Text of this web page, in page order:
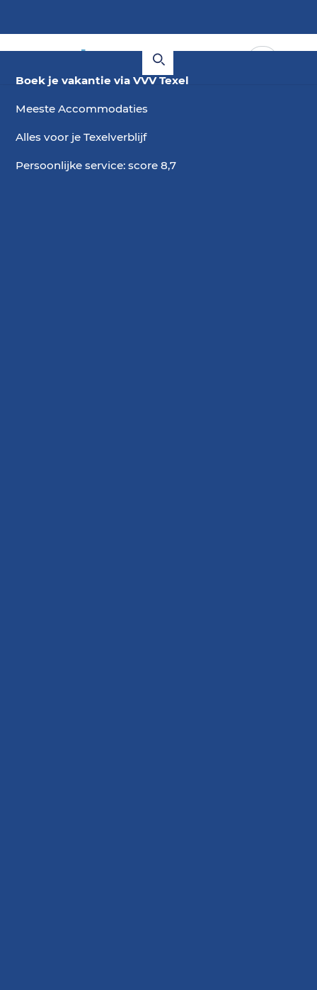
Boek je vakantie via VVV Texel
Meeste Accommodaties
Alles voor je Texelverblijf
Persoonlijke service: score 8,7